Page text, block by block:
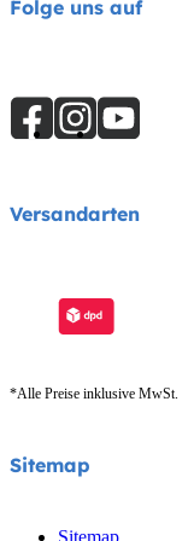
Folge uns auf
Versandarten
*Alle Preise inklusive MwSt.
Sitemap
Sitemap